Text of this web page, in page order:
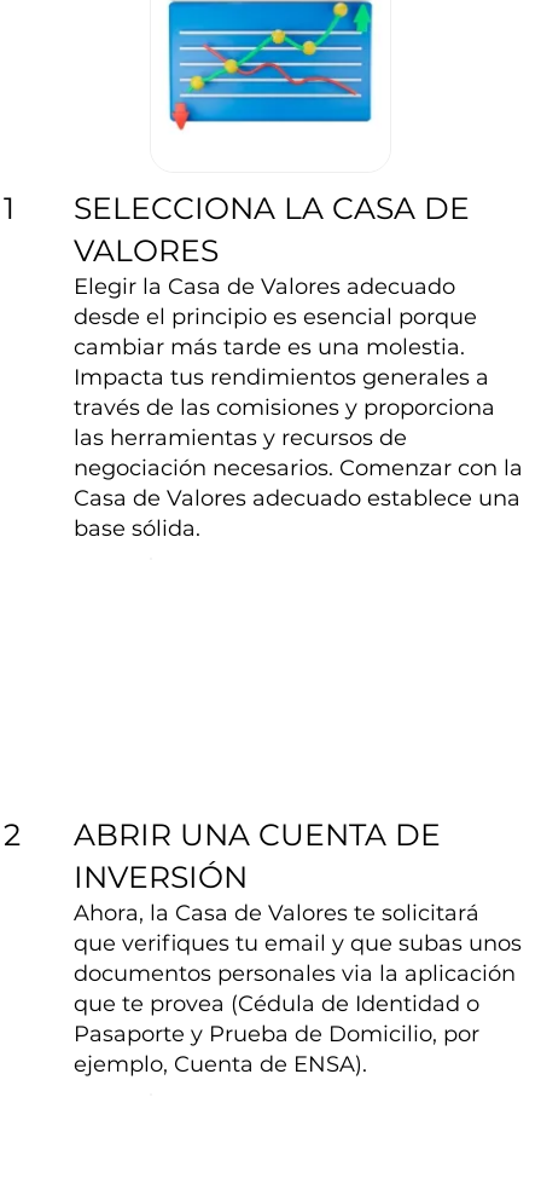
1
2
SELECCIONA LA CASA DE
VALORES
Elegir la Casa de Valores adecuado
desde el principio es esencial porque
cambiar más tarde es una molestia.
Impacta tus rendimientos generales a
través de las comisiones y proporciona
las herramientas y recursos de
negociación necesarios. Comenzar con la
Casa de Valores adecuado establece una
base sólida.
ABRIR UNA CUENTA DE
INVERSIÓN
Ahora, la Casa de Valores te solicitará
que verifiques tu email y que subas unos
documentos personales via la aplicación
que te provea (Cédula de Identidad o
Pasaporte y Prueba de Domicilio, por
ejemplo, Cuenta de ENSA).